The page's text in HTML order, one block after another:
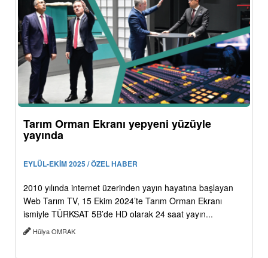
Tarım Orman Ekranı yepyeni yüzüyle
yayında
EYLÜL-EKİM 2025 / ÖZEL HABER
2010 yılında internet üzerinden yayın hayatına başlayan
Web Tarım TV, 15 Ekim 2024’te Tarım Orman Ekranı
ismiyle TÜRKSAT 5B’de HD olarak 24 saat yayın...
Hülya OMRAK